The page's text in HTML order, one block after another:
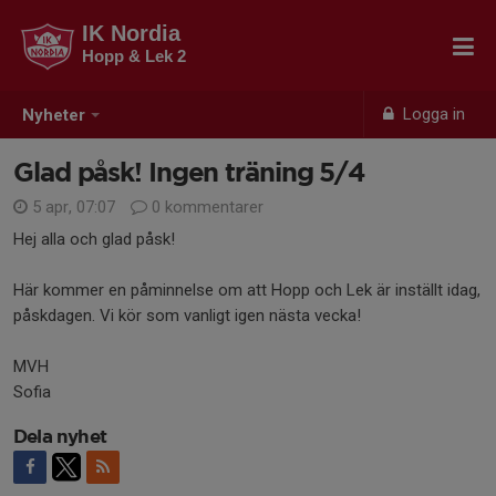
Nyheter Logga in
IK Nordia
Hopp & Lek 2
Glad påsk! Ingen träning 5/4
5 apr, 07:07
0 kommentarer
Hej alla och glad påsk!
Här kommer en påminnelse om att Hopp och Lek är inställt idag,
påskdagen. Vi kör som vanligt igen nästa vecka!
MVH
Sofia
Dela nyhet